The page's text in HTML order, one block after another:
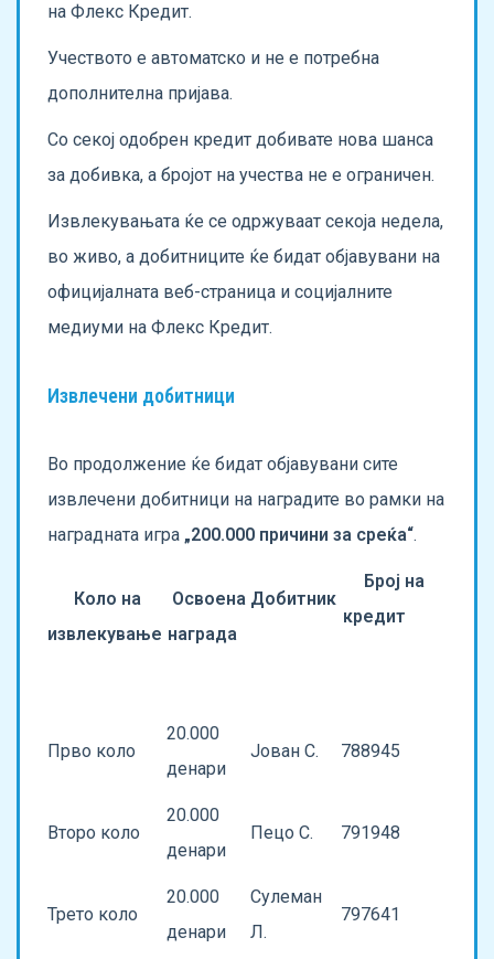
на Флекс Кредит.
Учеството е автоматско и не е потребна
дополнителна пријава.
Со секој одобрен кредит добивате нова шанса
за добивка, а бројот на учества не е ограничен.
Извлекувањата ќе се одржуваат секоја недела,
во живо, а добитниците ќе бидат објавувани на
официјалната веб-страница и социјалните
медиуми на Флекс Кредит.
Извлечени добитници
Во продолжение ќе бидат објавувани сите
извлечени добитници на наградите во рамки на
наградната игра „200.000 причини за среќа“.
Коло на
извлекување
Освоена
награда
Добитник
Број на
кредит
Прво коло
20.000
денари
Јован С. 788945
Второ коло
20.000
денари
Пецо С. 791948
Трето коло
20.000
денари
Сулеман
Л.
797641